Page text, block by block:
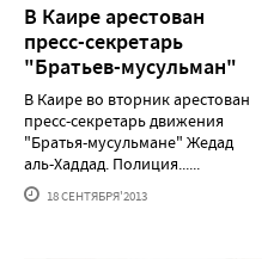
В Каире арестован
пресс-секретарь
"Братьев-мусульман"
В Каире во вторник арестован
пресс-секретарь движения
"Братья-мусульмане" Жедад
аль-Хаддад. Полиция......
18 СЕНТЯБРЯ'2013